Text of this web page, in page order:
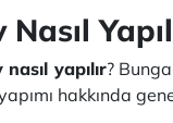
yapılır?
hakkında